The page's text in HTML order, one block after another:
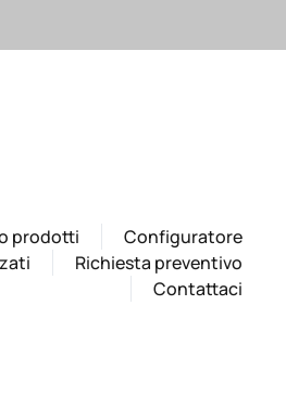
prodotti
Configuratore
Richiesta preventivo
Contattaci